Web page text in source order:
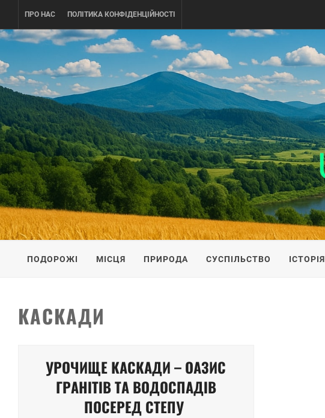
content
ПРО НАС ПОЛІТИКА КОНФІДЕНЦІЙНОСТІ
UKRAINE-IS
ПОДОРОЖI ПО УКРАЇНІ
ПОДОРОЖІ МІСЦЯ ПРИРОДА СУСПІЛЬСТВО ІСТОРІЯ
КАСКАДИ
УРОЧИЩЕ КАСКАДИ – ОАЗИС
ГРАНІТІВ ТА ВОДОСПАДІВ
ПОСЕРЕД СТЕПУ